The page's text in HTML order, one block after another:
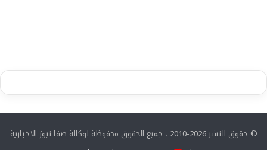
© حقوق النشر 2026-2010 ، جميع الحقوق محفوظة لوكالة صفا نيوز الاخبارية